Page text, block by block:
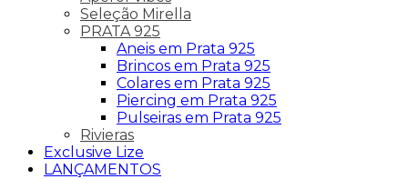
Seleção Mirella
PRATA 925
Aneis em Prata 925
Brincos em Prata 925
Colares em Prata 925
Piercing em Prata 925
Pulseiras em Prata 925
Rivieras
Exclusive Lize
LANÇAMENTOS